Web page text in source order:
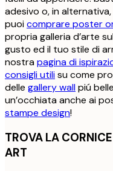
adesivo o, in
puoicomprare poster
propria galleria d’arte
gusto ed il tuo stile di
nostrapagina di
consigli utilisu come
delle gallery wallpiú
un’occhiata anche ai
stampe design!
TROVA LA
ART